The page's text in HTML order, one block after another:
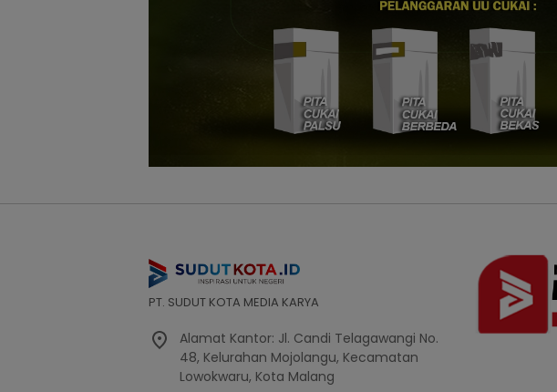
PT. SUDUT KOTA MEDIA KARYA
Alamat Kantor: Jl. Candi Telagawangi No.
48, Kelurahan Mojolangu, Kecamatan
Lowokwaru, Kota Malang